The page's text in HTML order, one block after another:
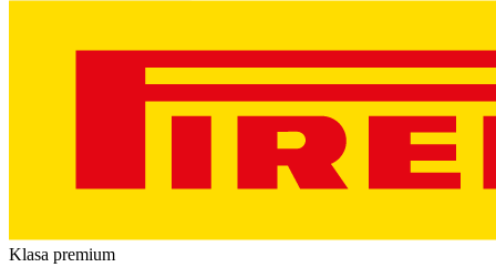
Klasa premium